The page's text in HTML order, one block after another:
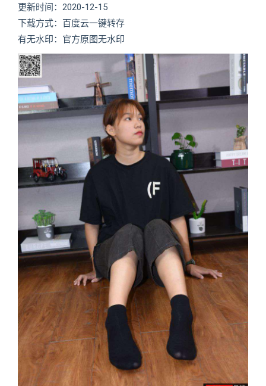
更新时间：2020-12-15
下载方式：百度云一键转存
有无水印：官方原图无水印